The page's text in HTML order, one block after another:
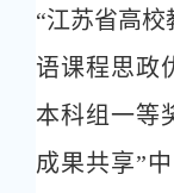
“江苏省高
语课程思政
本科组一等
成果共享”